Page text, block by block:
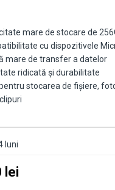
mare de stocare de
cu dispozitivele
mare de transfer a datelor
ridicată și durabilitate
stocarea de fișiere,
luni
lei